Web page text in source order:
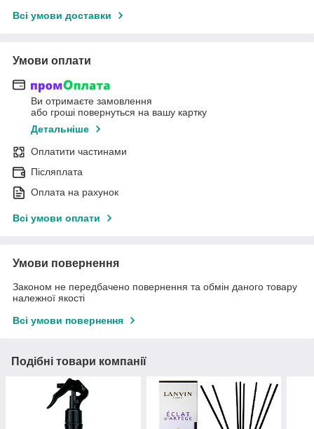
Всі умови доставки
Умови оплати
Ви отримаєте замовлення
або гроші повернуться на вашу картку
Детальніше
Оплатити частинами
Післяплата
Оплата на рахунок
Всі умови оплати
Умови повернення
Законом не передбачено повернення та обмін даного товару
належної якості
Всі умови повернення
Подібні товари компанії